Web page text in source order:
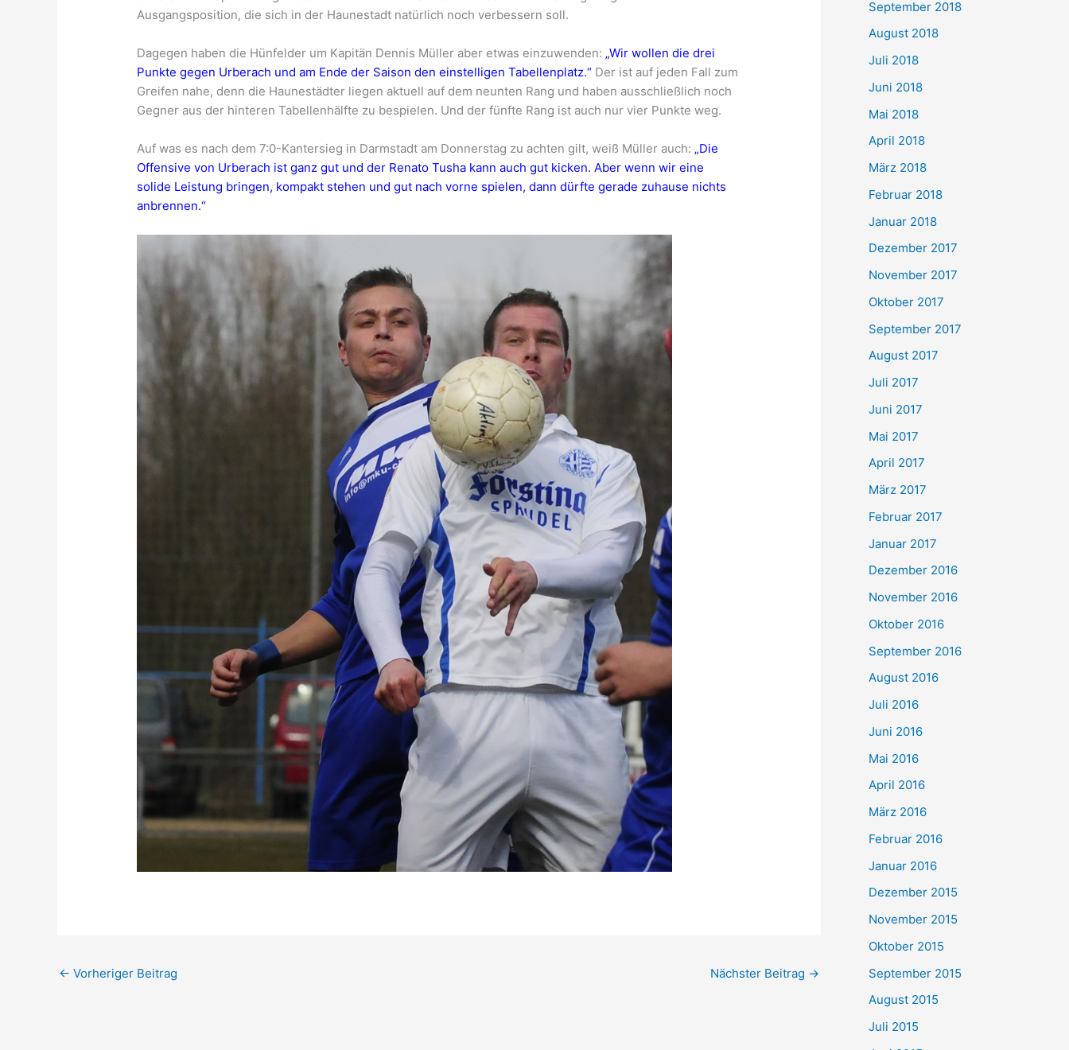
Ausgangsposition, die sich in der Haunestadt natürlich noch verbessern soll.
Dagegen haben die Hünfelder um Kapitän Dennis Müller aber etwas einzuwenden: „Wir wollen die drei
Punkte gegen Urberach und am Ende der Saison den einstelligen Tabellenplatz.“ Der ist auf jeden Fall zum
Greifen nahe, denn die Haunestädter liegen aktuell auf dem neunten Rang und haben ausschließlich noch
Gegner aus der hinteren Tabellenhälfte zu bespielen. Und der fünfte Rang ist auch nur vier Punkte weg.
Auf was es nach dem 7:0-Kantersieg in Darmstadt am Donnerstag zu achten gilt, weiß Müller auch: „Die
Offensive von Urberach ist ganz gut und der Renato Tusha kann auch gut kicken. Aber wenn wir eine
solide Leistung bringen, kompakt stehen und gut nach vorne spielen, dann dürfte gerade zuhause nichts
anbrennen.“
← Vorheriger Beitrag Nächster Beitrag →
September 2018
August 2018
Juli 2018
Juni 2018
Mai 2018
April 2018
März 2018
Februar 2018
Januar 2018
Dezember 2017
November 2017
Oktober 2017
September 2017
August 2017
Juli 2017
Juni 2017
Mai 2017
April 2017
März 2017
Februar 2017
Januar 2017
Dezember 2016
November 2016
Oktober 2016
September 2016
August 2016
Juli 2016
Juni 2016
Mai 2016
April 2016
März 2016
Februar 2016
Januar 2016
Dezember 2015
November 2015
Oktober 2015
September 2015
August 2015
Juli 2015